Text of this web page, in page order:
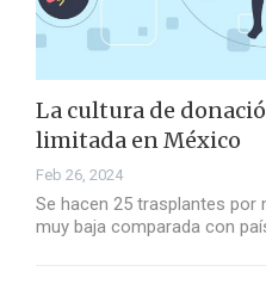
La cultura de
limitada en México
Feb 26, 2024
Se hacen 25 trasplantes por
muy baja comparada con